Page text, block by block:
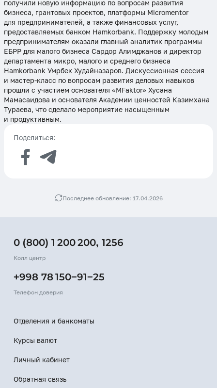
получили новую информацию по вопросам развития
бизнеса, грантовых проектов, платформы Micromentor
для предпринимателей, а также финансовых услуг,
предоставляемых банком Hamkorbank. Поддержку молодым
предпринимателям оказали главный аналитик программы
ЕБРР для малого бизнеса Сардор Алимджанов и директор
департамента микро, малого и среднего бизнеса
Hamkorbank Умрбек Худайназаров. Дискуссионная сессия
и мастер-класс по вопросам развития деловых навыков
прошли с участием основателя «MFaktor» Хусана
Мамасаидова и основателя Академии ценностей Казимхана
Тураева, что сделало мероприятие насыщенным
и продуктивным.
Поделиться:
Последнее обновление: 17.04.2026
0 (800) 1 200 200, 1256
Колл центр
+998 78 150−91−25
Телефон доверия
Отделения и банкоматы
Курсы валют
Личный кабинет
Обратная связь